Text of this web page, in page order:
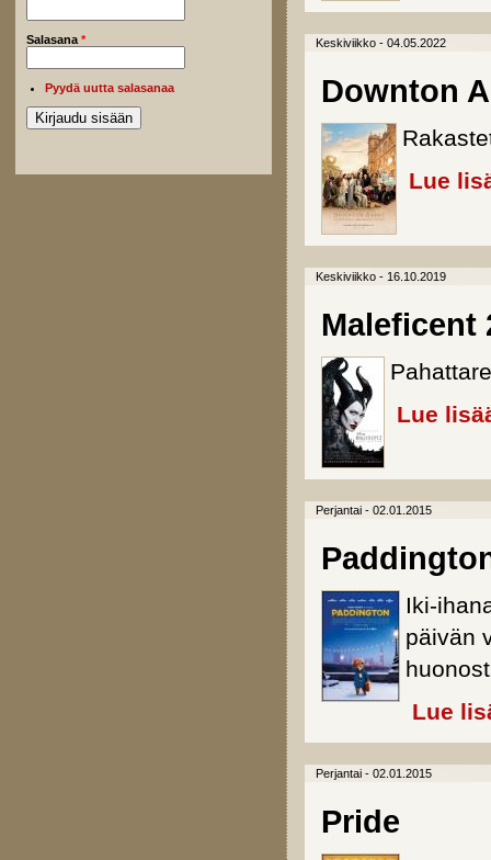
Salasana *
Pyydä uutta salasanaa
Keskiviikko - 04.05.2022
Downton
Lue
Keskiviikko - 16.10.2019
Maleficent
Lue
Perjantai - 02.01.2015
Iki-
päivän
Lue
Perjantai - 02.01.2015
Pride